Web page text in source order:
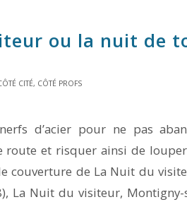
ou la nuit de
CITÉ, CÔTÉ PROFS
d’acier pour ne pas
route et risquer ainsi de louper
couverture de La Nuit du
La Nuit du visiteur,